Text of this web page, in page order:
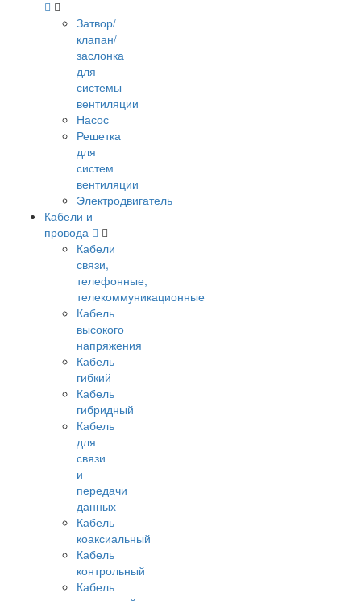
Затвор/
клапан/
заслонка
для
системы
вентиляции
Насос
Решетка
для
систем
вентиляции
Электродвигатель
Кабели и
провода
Кабели
связи,
телефонные,
телекоммуникационные
Кабель
высокого
напряжения
Кабель
гибкий
Кабель
гибридный
Кабель
для
связи
и
передачи
данных
Кабель
коаксиальный
Кабель
контрольный
Кабель